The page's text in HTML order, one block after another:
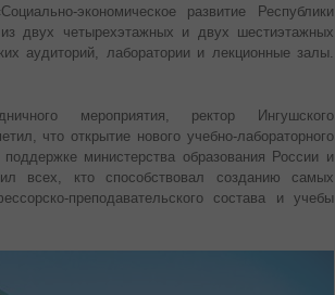
экономическое развитие Республики
двух четырехэтажных и двух шестиэтажных
аудиторий, лаборатории и лекционные залы.
мероприятия, ректор Ингушского
что открытие нового учебно-лабораторного
министерства образования России и
всех, кто способствовал созданию самых
преподавательского состава и учебы